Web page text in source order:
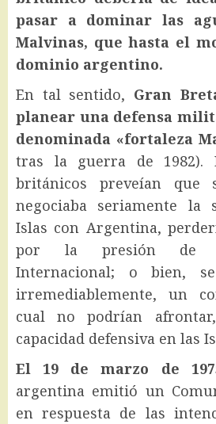
pasar a dominar las
Malvinas, que hasta el
dominio argentino.
En tal sentido, Gran
planear una defensa
denominada «fortaleza
tras la guerra de 1982).
británicos preveían que
negociaba seriamente la
Islas con Argentina,
por la presión de
Internacional; o bien, se
irremediablemente, un
cual no podrían
capacidad defensiva en las
El 19 de marzo de
argentina emitió un
en respuesta de las